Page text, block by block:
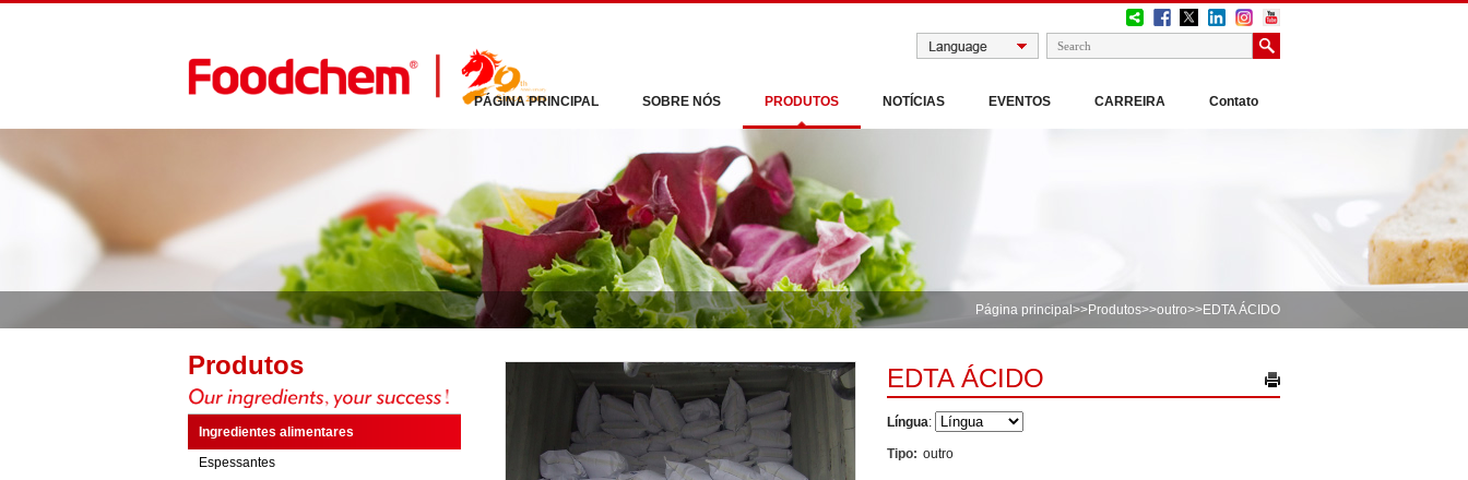
PÁGINA PRINCIPAL SOBRE NÓS PRODUTOS NOTÍCIAS EVENTOS CARREIRA Contato
Página principal >>Produtos>>outro>>EDTA ÁCIDO
Produtos
Ingredientes alimentares
Espessantes
EDTA ÁCIDO
Língua:
Tipo: outro